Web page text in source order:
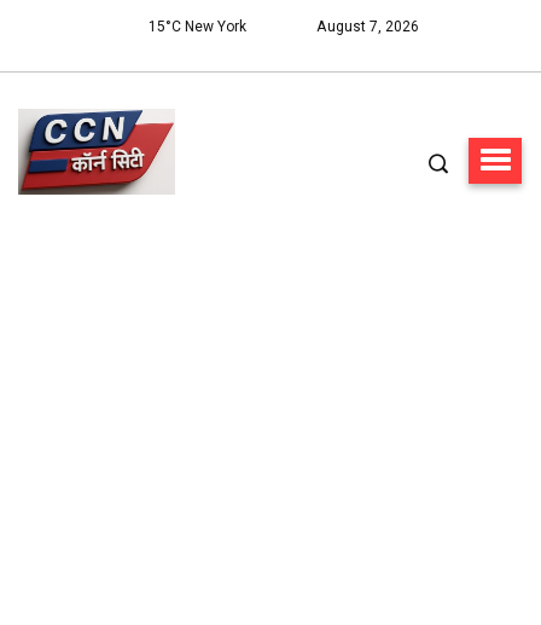
15°C New York August 7, 2026